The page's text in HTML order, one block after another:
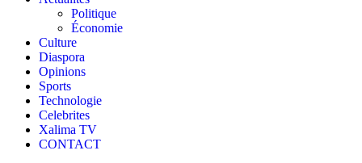
Politique
Économie
Culture
Diaspora
Opinions
Sports
Technologie
Celebrites
Xalima TV
CONTACT